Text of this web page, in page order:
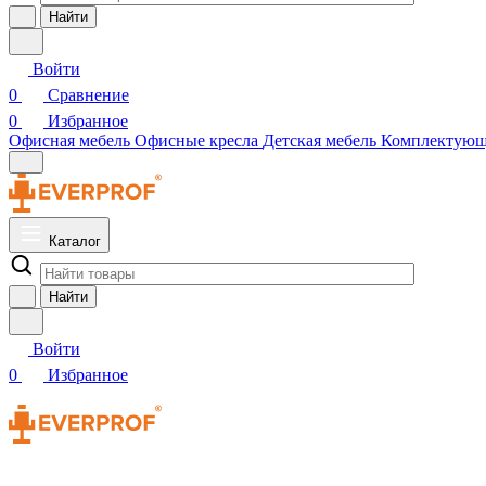
Найти
Войти
0
Сравнение
0
Избранное
Офисная мебель Офисные кресла Детская мебель
Каталог
Найти
Войти
0
Избранное